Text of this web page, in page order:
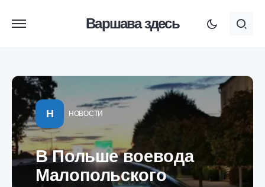
Варшава здесь
Н НОВОСТИ
В Польше воевода
Малопольского